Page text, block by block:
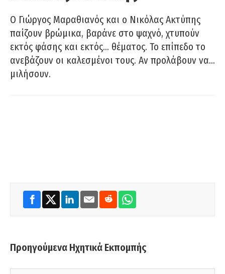
Ο Γιώργος Μαραθιανός και ο Νικόλας Ακτύπης
παίζουν βρώμικα, βαράνε στο ψαχνό, χτυπούν
εκτός φάσης και εκτός… θέματος. Το επίπεδο το
ανεβάζουν οι καλεσμένοι τους. Αν προλάβουν να…
μιλήσουν.
Προηγούμενα Ηχητικά Εκπομπής